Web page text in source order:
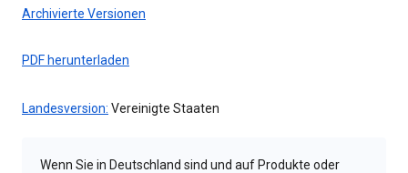
Archivierte Versionen
PDF herunterladen
Landesversion: Vereinigte Staaten
Wenn Sie in Deutschland sind und auf Produkte oder